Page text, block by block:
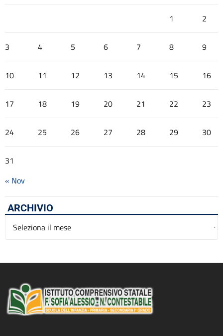
1 2
3 4 5 6 7 8 9
10 11 12 13 14 15 16
17 18 19 20 21 22 23
24 25 26 27 28 29 30
31
« Nov
ARCHIVIO
Archivio